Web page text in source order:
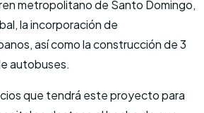
metropolitano de Santo Domingo,
la incorporación de
así como la construcción de 3
de autobuses.
que tendrá este proyecto para